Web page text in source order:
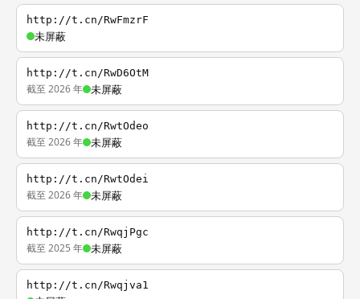
http://t.cn/RwFmzrF
未屏蔽
http://t.cn/RwD6OtM
截至 2026 年 未屏蔽
http://t.cn/RwtOdeo
截至 2026 年 未屏蔽
http://t.cn/RwtOdei
截至 2026 年 未屏蔽
http://t.cn/RwqjPgc
截至 2025 年 未屏蔽
http://t.cn/Rwqjva1